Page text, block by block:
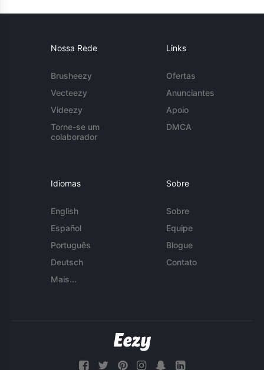
Nossa Rede
Brusheezy
Vecteezy
Videezy
Torne-se um
colaborador
Links
Ofertas
Anunciantes
Apoio
DMCA
Idiomas
English
Español
Português
Deutsch
Mais...
Sobre
Sobre
Equipe
Blogue
Contato